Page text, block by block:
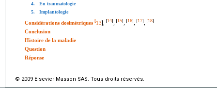
4.
En traumatologie
5.
Implantologie
Considérations dosimétriques [13], [14] , [15] , [16] , [17] , [18]
Conclusion
Histoire de la maladie
Question
Réponse
© 2009 Elsevier Masson SAS. Tous droits réservés.